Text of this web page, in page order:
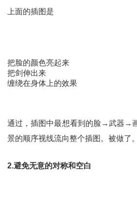
上面的插图是
把脸的颜色亮起来
把剑伸出来
缠绕在身体上的效果
通过，插图中最想看到的脸→武器→
景的顺序视线流向整个插图。被做了。
2.避免无意的对称和空白